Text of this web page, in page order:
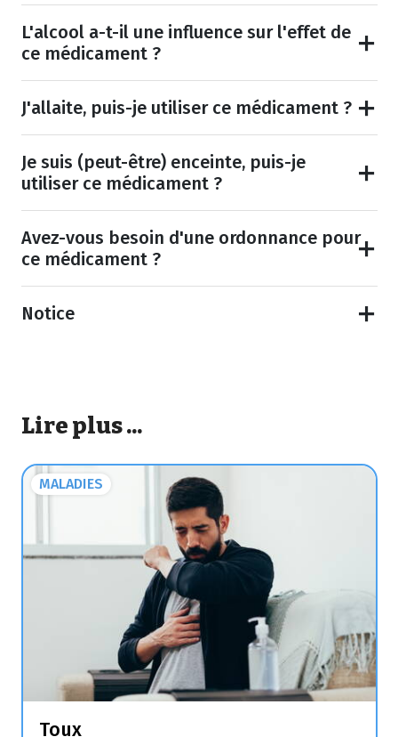
L'alcool a-t-il une influence sur l'effet de
ce médicament ?
J'allaite, puis-je utiliser ce médicament ?
Je suis (peut-être) enceinte, puis-je
utiliser ce médicament ?
Avez-vous besoin d'une ordonnance pour
ce médicament ?
Notice
Lire plus ...
MALADIES
Toux